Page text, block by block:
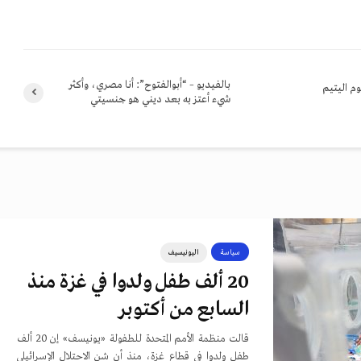
بالفيديو – “أبوالفتوح”: أنا مصري، وأكثر
شيء أعتز به بعد ديني هو جنسيتي
اليتيم
سياسة اليونيسيف
20 ألف طفل ولدوا في غزة منذ
السابع من أكتوبر
قالت منظمة الأمم المتحدة للطفولة «يونيسف» إن 20 ألف
طفل ولدوا في قطاع غزة، منذ أن شن الاحتلال الإسرائيلي